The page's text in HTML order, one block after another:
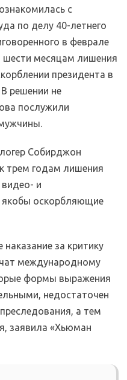
с
по делу 40-летнего
в феврале
шести месяцам лишения
президента в
В решении не
послужили
Собирджон
трем годам лишения
и
якобы оскорбляющие
за критику
международному
формы выражения
недостаточен
а тем
заявила «Хьюман